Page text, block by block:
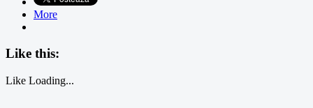
More
Like this:
Like Loading...